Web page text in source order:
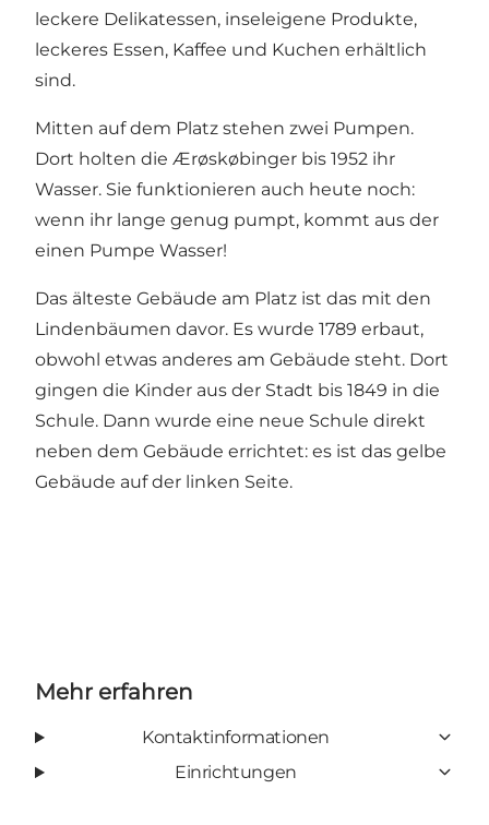
leckere Delikatessen, inseleigene Produkte,
leckeres Essen, Kaffee und Kuchen erhältlich
sind.
Mitten auf dem Platz stehen zwei Pumpen.
Dort holten die Ærøskøbinger bis 1952 ihr
Wasser. Sie funktionieren auch heute noch:
wenn ihr lange genug pumpt, kommt aus der
einen Pumpe Wasser!
Das älteste Gebäude am Platz ist das mit den
Lindenbäumen davor. Es wurde 1789 erbaut,
obwohl etwas anderes am Gebäude steht. Dort
gingen die Kinder aus der Stadt bis 1849 in die
Schule. Dann wurde eine neue Schule direkt
neben dem Gebäude errichtet: es ist das gelbe
Gebäude auf der linken Seite.
Mehr erfahren
Kontaktinformationen
Einrichtungen